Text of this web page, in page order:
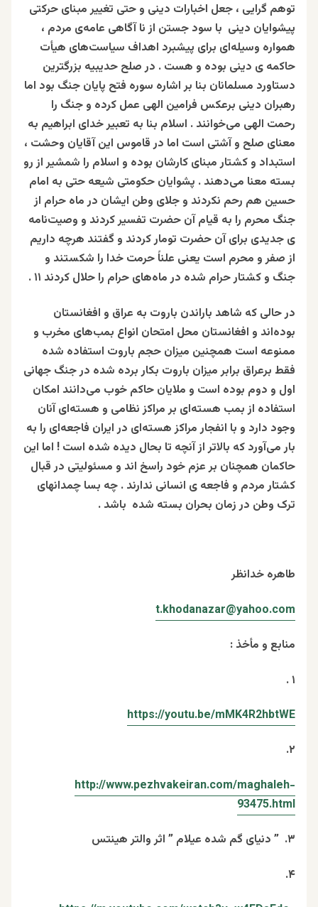
توهم گرایی ، جعل اخبارات دینی و حتی تغییر مبنای حرکتی
پیشوایان دینی با سود جستن از نا آگاهی عامه‌ی مردم ،
همواره وسیله‌ای برای پیشبرد اهداف سیاست‌های هیأت
حاكمه ى دینی بوده و هست . در صلح حدیبیه بزرگترین
دستاورد مسلمانان بنا بر اشاره سوره فتح پایان جنگ بود اما
رهبران دینی برعکس فرامین الهی عمل کرده و جنگ را
رحمت الهی می‌خوانند . اسلام بنا به تعبیر خدای ابراهیم به
معنای صلح و آشتی است اما در قاموس این آقایان وحشت ،
استبداد و کشتار مبنای کارشان بوده و اسلام را شمشیر از رو
بسته معنا می‌دهند . پشوایان حکومتی شیعه حتی به امام
حسین هم رحم نکردند و جلای وطن ایشان در ماه حرام از
جنگ محرم را به قیام آن حضرت تفسیر کردند و وصیت‌نامه
ی جدیدی برای آن حضرت تومار کردند و گفتند هرچه داریم
از صفر و محرم است یعنی علناً حرمت خدا را شکستند و
جنگ و کشتار حرام شده در ماه‌های حرام را حلال کردند ۱۱ .
در حالی که شاهد باراندن باروت به عراق و افغانستان
بوده‌اند و افغانستان محل امتحان انواع بمب‌های مخرب و
ممنوعه است همچنین میزان حجم باروت استفاده شده
فقط برعراق برابر میزان باروت بکار برده شده در جنگ جهانی
اول و دوم بوده است و ملایان حاکم خوب می‌دانند امکان
استفاده از بمب هسته‌ای بر مراکز نظامی و هسته‌ای آنان
وجود دارد و با انفجار مراکز هسته‌ای در ایران فاجعه‌ای را به
بار می‌آورد که بالاتر از آنچه تا بحال دیده شده است ! اما این
حاکمان همچنان بر عزم خود راسخ اند و مسئولیتی در قبال
کشتار مردم و فاجعه‌ ی انسانی ندارند . چه بسا چمدانهای
ترک وطن در زمان بحران بسته شده‌ باشد .
طاهره خدانظر
t.khodanazar@yahoo.com
منابع و مأخذ :
۱ .
https://youtu.be/mMK4R2hbtWE
۲.
http://www.pezhvakeiran.com/maghaleh-
93475.html
۳. ” دنیای گم شده عیلام ” اثر والتر هینتس
۴.